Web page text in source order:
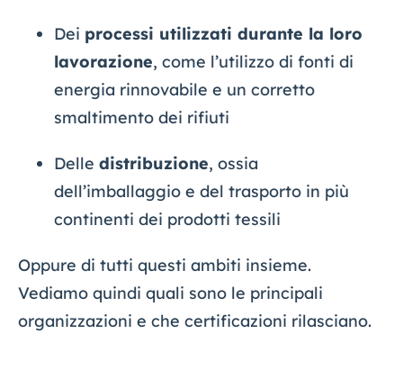
Dei processi utilizzati durante la loro
lavorazione, come l’utilizzo di fonti di
energia rinnovabile e un corretto
smaltimento dei rifiuti
Delle distribuzione, ossia
dell’imballaggio e del trasporto in più
continenti dei prodotti tessili
Oppure di tutti questi ambiti insieme.
Vediamo quindi quali sono le principali
organizzazioni e che certificazioni rilasciano.